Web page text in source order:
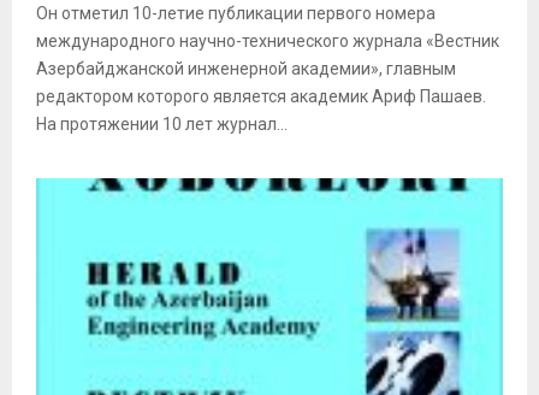
Он отметил 10-летие публикации первого номера
международного научно-технического журнала «Вестник
Азербайджанской инженерной академии», главным
редактором которого является академик Ариф Пашаев.
На протяжении 10 лет журнал...